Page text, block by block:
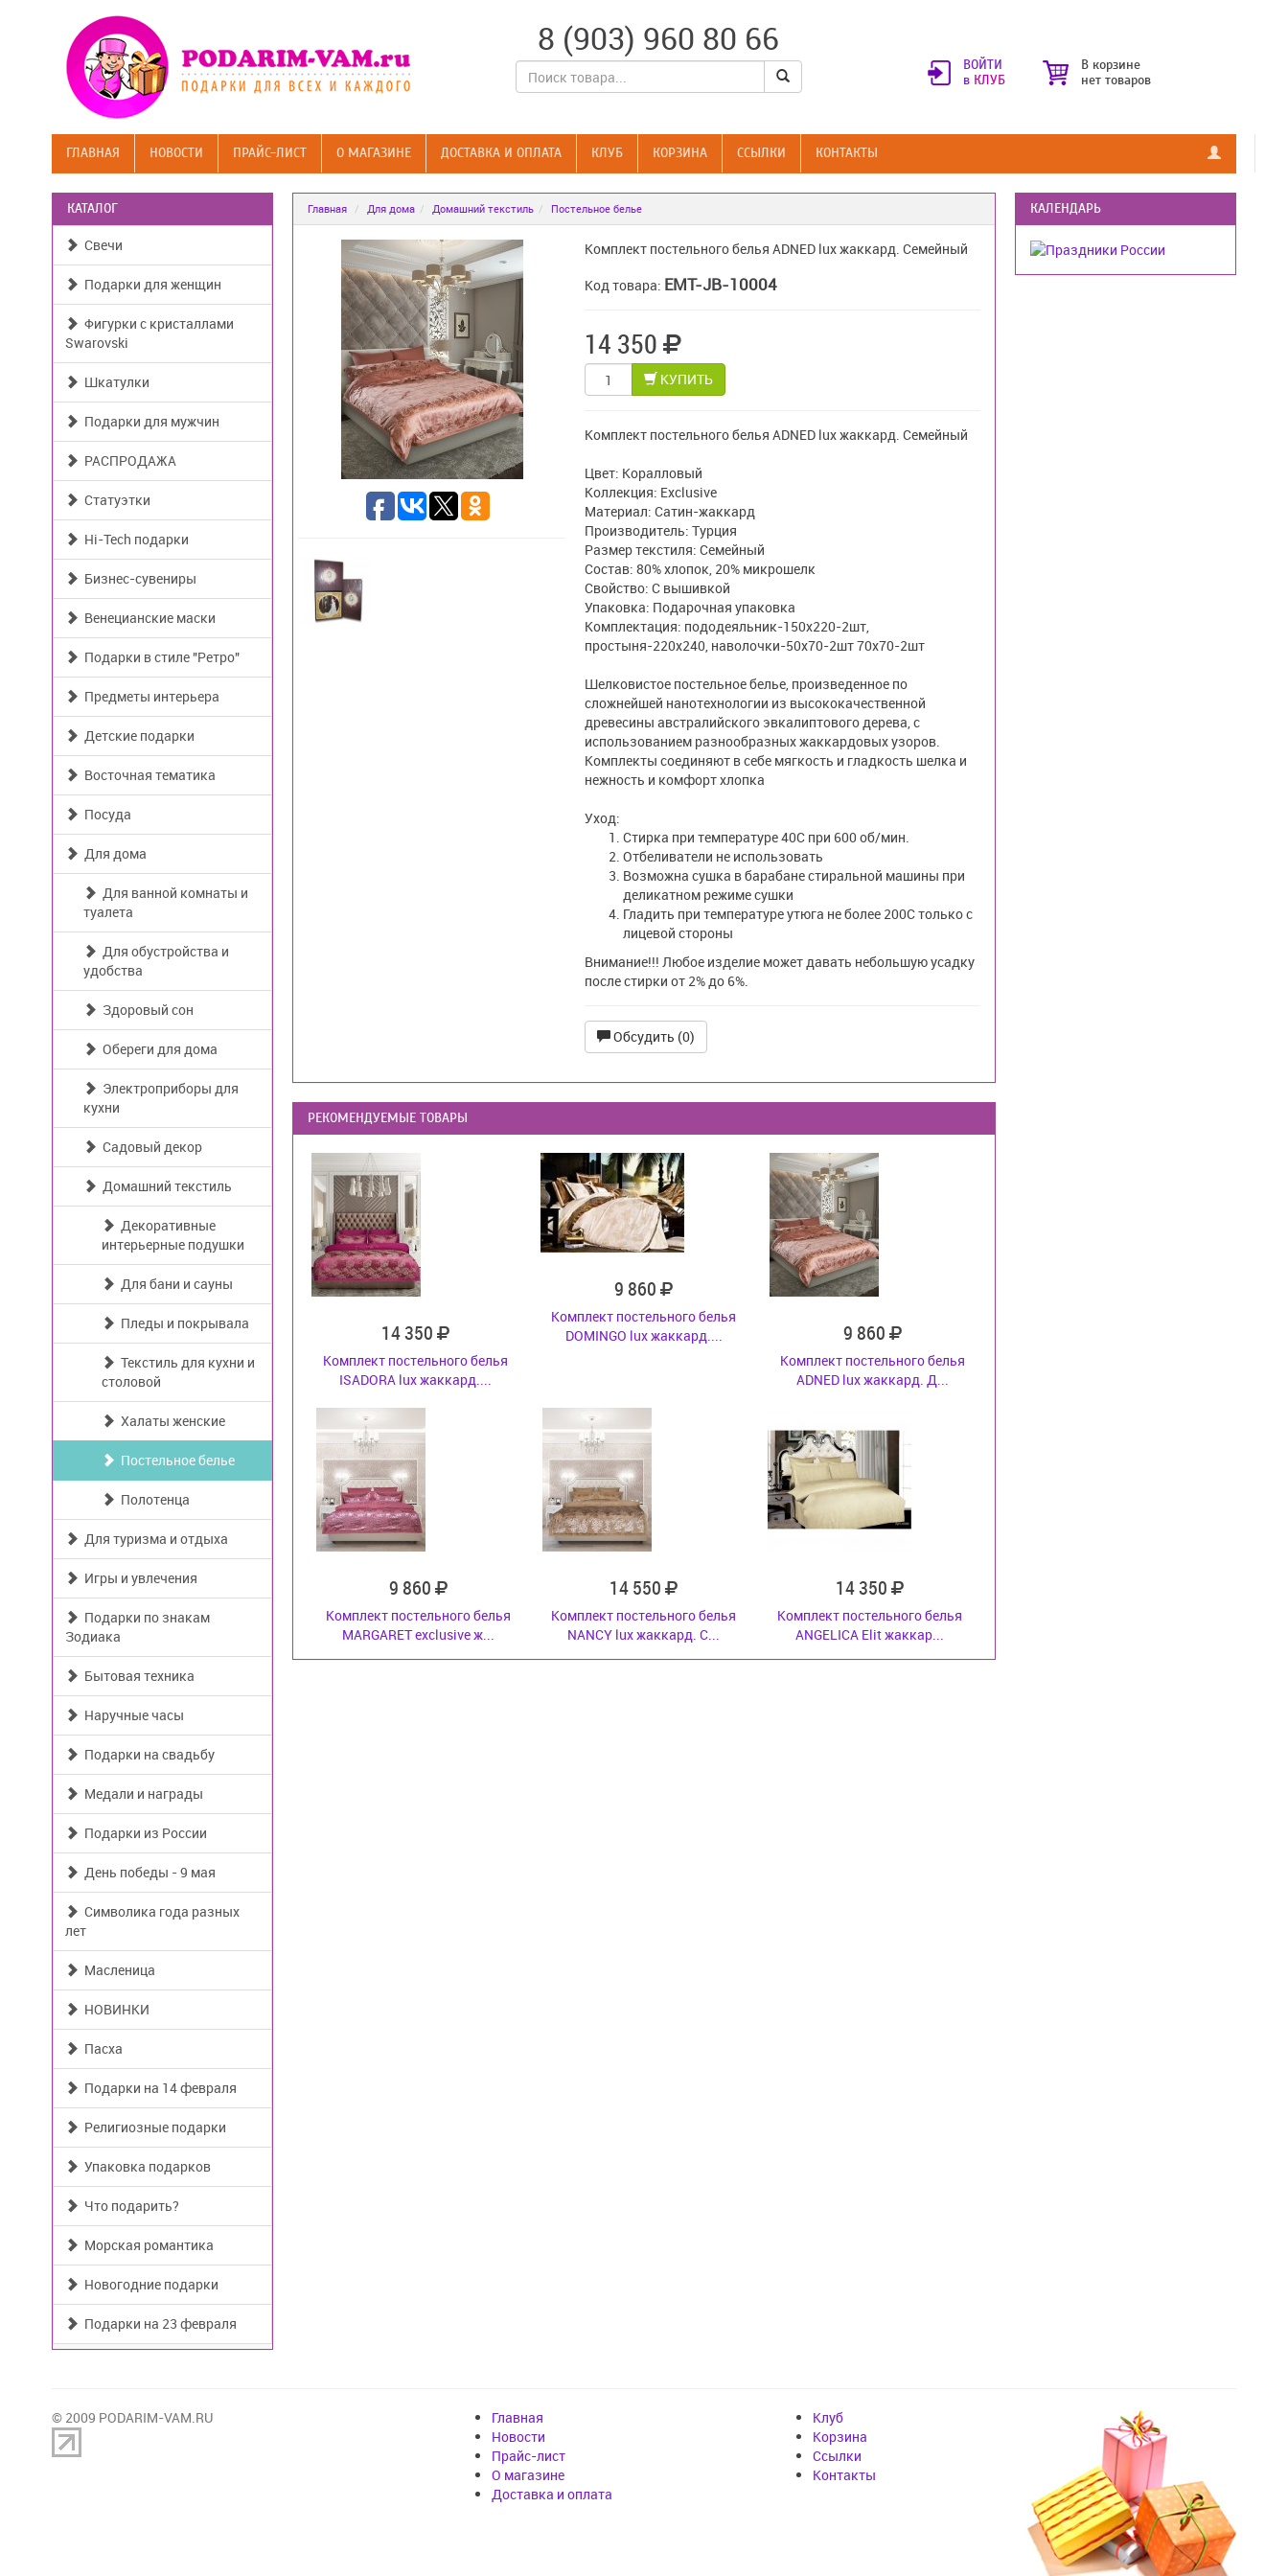
8 (903) 960 80 66
ВОЙТИ
в КЛУБ
В корзине
нет товаров
ГЛАВНАЯ НОВОСТИ ПРАЙС-ЛИСТ О МАГАЗИНЕ ДОСТАВКА И ОПЛАТА КЛУБ КОРЗИНА CСЫЛКИ КОНТАКТЫ
КАТАЛОГ
Свечи
Подарки для женщин
Фигурки с кристаллами
Swarovski
Шкатулки
Подарки для мужчин
РАСПРОДАЖА
Статуэтки
Hi-Tech подарки
Бизнес-сувениры
Венецианские маски
Подарки в стиле "Ретро"
Предметы интерьера
Детские подарки
Восточная тематика
Посуда
Для дома
Для ванной комнаты и
туалета
Для обустройства и
удобства
Здоровый сон
Обереги для дома
Электроприборы для
кухни
Садовый декор
Домашний текстиль
Декоративные
интерьерные подушки
Для бани и сауны
Пледы и покрывала
Текстиль для кухни и
столовой
Халаты женские
Постельное белье
Полотенца
Для туризма и отдыха
Игры и увлечения
Подарки по знакам
Зодиака
Бытовая техника
Наручные часы
Подарки на свадьбу
Медали и награды
Подарки из России
День победы - 9 мая
Символика года разных
лет
Масленица
НОВИНКИ
Пасха
Подарки на 14 февраля
Религиозные подарки
Упаковка подарков
Что подарить?
Морская романтика
Новогодние подарки
Подарки на 23 февраля
Главная Для дома Домашний текстиль Постельное белье
Комплект постельного белья ADNED lux жаккард. Семейный
Код товара: EMT-JB-10004
14 350
КУПИТЬ
Комплект постельного белья ADNED lux жаккард. Семейный
Цвет: Коралловый
Коллекция: Exclusive
Материал: Сатин-жаккард
Производитель: Турция
Размер текстиля: Семейный
Состав: 80% хлопок, 20% микрошелк
Свойство: С вышивкой
Упаковка: Подарочная упаковка
Комплектация: пододеяльник-150х220-2шт,
простыня-220х240, наволочки-50х70-2шт 70х70-2шт
Шелковистое постельное белье, произведенное по
сложнейшей нанотехнологии из высококачественной
древесины австралийского эвкалиптового дерева, с
использованием разнообразных жаккардовых узоров.
Комплекты соединяют в себе мягкость и гладкость шелка и
нежность и комфорт хлопка
Уход:
Стирка при температуре 40С при 600 об/мин.
Отбеливатели не использовать
Возможна сушка в барабане стиральной машины при
деликатном режиме сушки
Гладить при температуре утюга не более 200С только с
лицевой стороны
Внимание!!! Любое изделие может давать небольшую усадку
после стирки от 2% до 6%.
Обсудить (0)
РЕКОМЕНДУЕМЫЕ ТОВАРЫ
14 350
Комплект постельного белья
ISADORA lux жаккард....
9 860
Комплект постельного белья
DOMINGO lux жаккард....
9 860
Комплект постельного белья
ADNED lux жаккард. Д...
9 860
Комплект постельного белья
MARGARET exclusive ж...
14 550
Комплект постельного белья
NANCY lux жаккард. С...
14 350
Комплект постельного белья
ANGELICA Elit жаккар...
КАЛЕНДАРЬ
© 2009 PODARIM-VAM.RU
Главная
Новости
Прайс-лист
О магазине
Доставка и оплата
Клуб
Корзина
Cсылки
Контакты